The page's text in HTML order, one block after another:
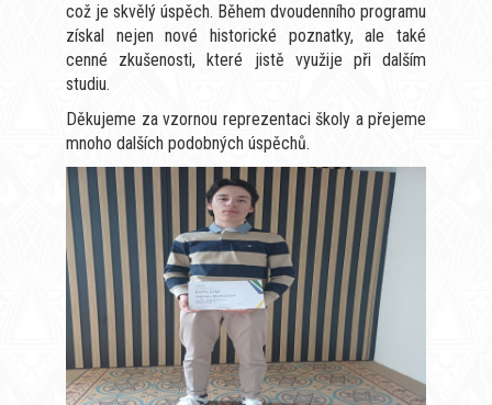
což je skvělý úspěch. Během dvoudenního programu
získal nejen nové historické poznatky, ale také
cenné zkušenosti, které jistě využije při dalším
studiu.
Děkujeme za vzornou reprezentaci školy a přejeme
mnoho dalších podobných úspěchů.